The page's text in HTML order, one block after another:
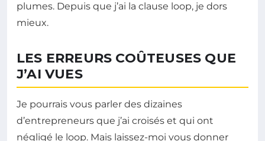
plumes. Depuis que j’ai la clause loop, je dors
mieux.
LES ERREURS COÛTEUSES QUE
J’AI VUES
Je pourrais vous parler des dizaines
d’entrepreneurs que j’ai croisés et qui ont
négligé le loop. Mais laissez-moi vous donner